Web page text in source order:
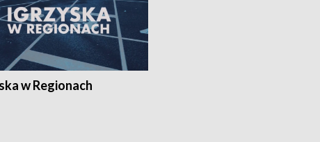
w Regionach